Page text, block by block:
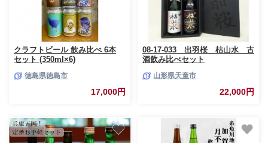
クラフトビール 飲み比べ 6本
セット (350ml×6)
徳島県徳島市
17,000円
08-17-033 出羽桜 枯山水 古
酒飲み比べセット
山形県天童市
22,000円